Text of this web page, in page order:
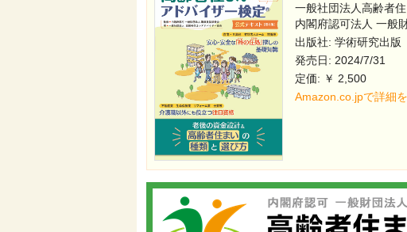
一般社団法人高齢者
内閣府認可法人 一般
出版社: 学術研究出版
発売日: 2024/7/31
定価: ￥ 2,500
Amazon.co.jpで詳細